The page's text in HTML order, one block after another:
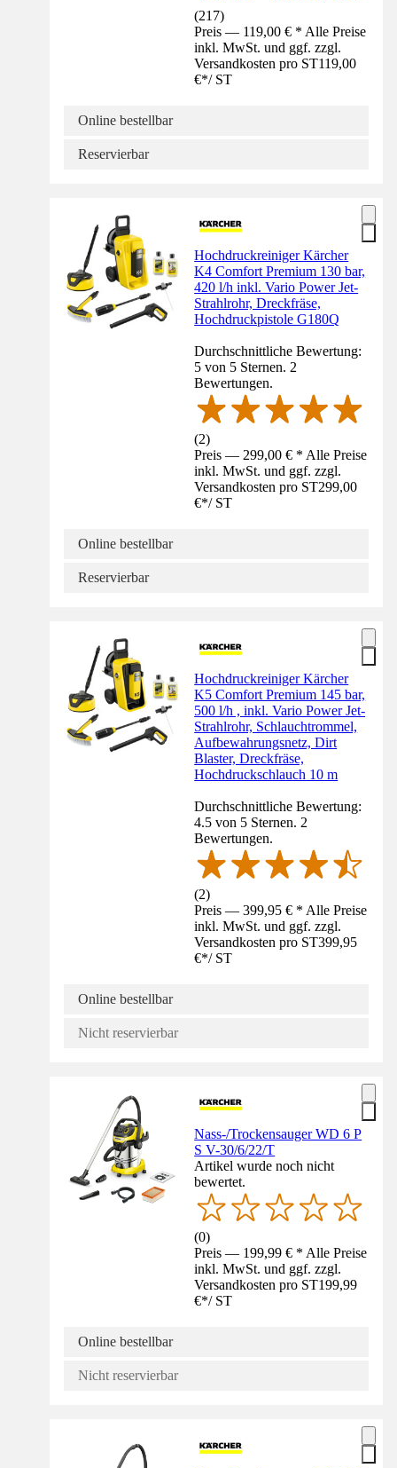
(217)
Preis — 119,00 € * Alle Preise
inkl. MwSt. und ggf. zzgl.
Versandkosten pro ST119,00
€*/ ST
Online bestellbar
Reservierbar
Hochdruckreiniger Kärcher
K4 Comfort Premium 130 bar,
420 l/h inkl. Vario Power Jet-
Strahlrohr, Dreckfräse,
Hochdruckpistole G180Q
Durchschnittliche Bewertung:
5 von 5 Sternen. 2
Bewertungen.
(2)
Preis — 299,00 € * Alle Preise
inkl. MwSt. und ggf. zzgl.
Versandkosten pro ST299,00
€*/ ST
Online bestellbar
Reservierbar
Hochdruckreiniger Kärcher
K5 Comfort Premium 145 bar,
500 l/h , inkl. Vario Power Jet-
Strahlrohr, Schlauchtrommel,
Aufbewahrungsnetz, Dirt
Blaster, Dreckfräse,
Hochdruckschlauch 10 m
Durchschnittliche Bewertung:
4.5 von 5 Sternen. 2
Bewertungen.
(2)
Preis — 399,95 € * Alle Preise
inkl. MwSt. und ggf. zzgl.
Versandkosten pro ST399,95
€*/ ST
Online bestellbar
Nicht reservierbar
Nass-/Trockensauger WD 6 P
S V-30/6/22/T
Artikel wurde noch nicht
bewertet.
(0)
Preis — 199,99 € * Alle Preise
inkl. MwSt. und ggf. zzgl.
Versandkosten pro ST199,99
€*/ ST
Online bestellbar
Nicht reservierbar